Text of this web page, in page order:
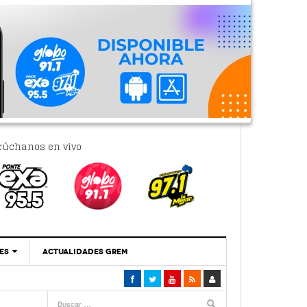
en vivo
‘Se Vale Soñar Con Una Contraloría Ciudadana’
ACTUALIDADES GREM